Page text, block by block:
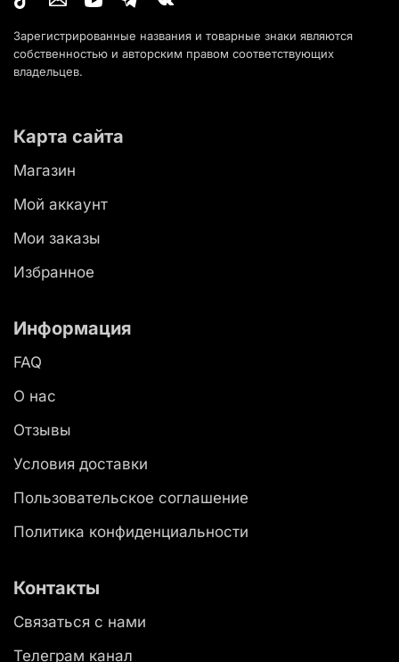
Зарегистрированные названия и товарные знаки являются
собственностью и авторским правом соответствующих
владельцев.
Карта сайта
Магазин
Мой аккаунт
Мои заказы
Избранное
Информация
FAQ
О нас
Отзывы
Условия доставки
Пользовательское соглашение
Политика конфиденциальности
Контакты
Связаться с нами
Телеграм канал